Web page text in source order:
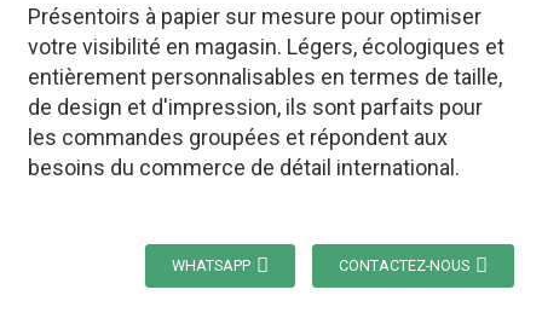
Présentoirs à papier sur mesure pour optimiser
votre visibilité en magasin. Légers, écologiques et
entièrement personnalisables en termes de taille,
de design et d'impression, ils sont parfaits pour
les commandes groupées et répondent aux
besoins du commerce de détail international.
WHATSAPP CONTACTEZ-NOUS